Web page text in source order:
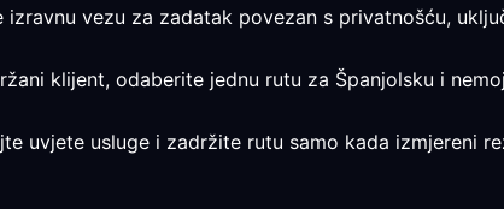
izravnu vezu za zadatak povezan s privatnošću,
klijent, odaberite jednu rutu za Španjolsku i
uvjete usluge i zadržite rutu samo kada izmjereni